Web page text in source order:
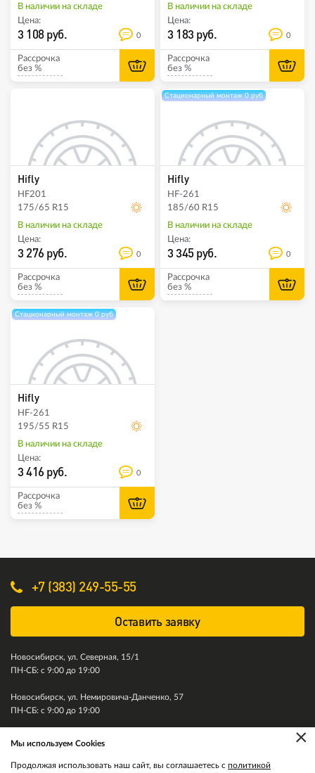
В наличии на складе
Цена:
3 108 руб. 0
Рассрочка
без %
В наличии на складе
Цена:
3 183 руб. 0
Рассрочка
без %
Hifly
HF201
175/65 R15
В наличии на складе
Цена:
3 276 руб. 0
Рассрочка
без %
Стационарный монтаж 0 руб
Hifly
HF-261
185/60 R15
В наличии на складе
Цена:
3 345 руб. 0
Рассрочка
без %
Стационарный монтаж 0 руб
Hifly
HF-261
195/55 R15
В наличии на складе
Цена:
3 416 руб. 0
Рассрочка
без %
+7 (383) 249-55-55
Оставить заявку
Новосибирск, ул. Северная, 15/1
ПН-СБ: с 9:00 до 19:00
Новосибирск, ул. Немировича-Данченко, 57
ПН-СБ: с 9:00 до 19:00
×
Мы используем Cookies
Продолжая использовать наш сайт, вы соглашаетесь с политикой